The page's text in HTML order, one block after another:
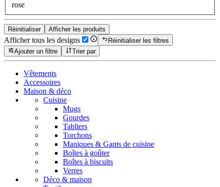
rose
Réinitialiser Afficher les produits
Afficher tous les designs
Réinitialiser les filtres
Ajouter un filtre
Trier par
Vêtements
Accessoires
Maison & déco
Cuisine
Mugs
Gourdes
Tabliers
Torchons
Maniques & Gants de cuisine
Boîtes à goûter
Boîtes à biscuits
Verres
Déco & maison